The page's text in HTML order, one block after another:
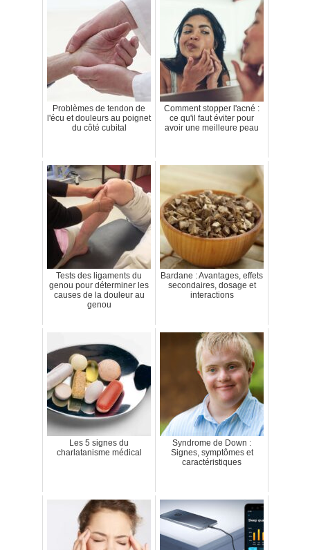
Problèmes de tendon de
l'écu et douleurs au poignet
du côté cubital
Comment stopper l'acné :
ce qu'il faut éviter pour
avoir une meilleure peau
Tests des ligaments du
genou pour déterminer les
causes de la douleur au
genou
Bardane : Avantages, effets
secondaires, dosage et
interactions
Les 5 signes du
charlatanisme médical
Syndrome de Down :
Signes, symptômes et
caractéristiques